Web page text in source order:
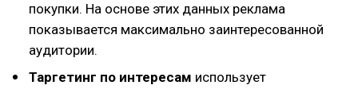
покупки. На основе этих данных реклама
показывается максимально заинтересованной
аудитории.
Таргетинг по интересам использует